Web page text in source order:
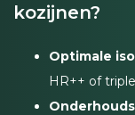
kozijnen?
Optimale
HR++ of